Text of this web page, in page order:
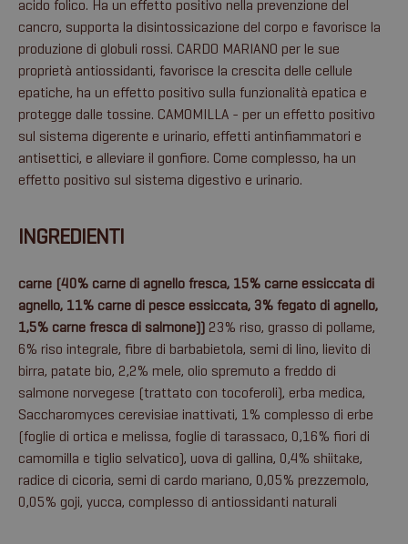
acido folico. Ha un effetto positivo nella prevenzione del
cancro, supporta la disintossicazione del corpo e favorisce la
produzione di globuli rossi. CARDO MARIANO per le sue
proprietà antiossidanti, favorisce la crescita delle cellule
epatiche, ha un effetto positivo sulla funzionalità epatica e
protegge dalle tossine. CAMOMILLA - per un effetto positivo
sul sistema digerente e urinario, effetti antinfiammatori e
antisettici, e alleviare il gonfiore. Come complesso, ha un
effetto positivo sul sistema digestivo e urinario.
INGREDIENTI
carne (40% carne di agnello fresca, 15% carne essiccata di
agnello, 11% carne di pesce essiccata, 3% fegato di agnello,
1,5% carne fresca di salmone)) 23% riso, grasso di pollame,
6% riso integrale, fibre di barbabietola, semi di lino, lievito di
birra, patate bio, 2,2% mele, olio spremuto a freddo di
salmone norvegese (trattato con tocoferoli), erba medica,
Saccharomyces cerevisiae inattivati, 1% complesso di erbe
(foglie di ortica e melissa, foglie di tarassaco, 0,16% fiori di
camomilla e tiglio selvatico), uova di gallina, 0,4% shiitake,
radice di cicoria, semi di cardo mariano, 0,05% prezzemolo,
0,05% goji, yucca, complesso di antiossidanti naturali